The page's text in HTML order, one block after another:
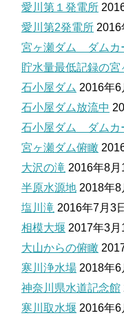
愛川第１発電所
愛川第2発電所 2016
宮ヶ瀬ダム ダムカ
貯水量最低記録の宮
石小屋ダム 2016年6
石小屋ダム放流中
石小屋ダム ダムカ
宮ヶ瀬ダム俯瞰
大沢の滝 2016年8月
半原水源地 2018年8
塩川滝 2016年7月3日
相模大堰 2017年3月
大山からの俯瞰
寒川浄水場 2018年6
神奈川県水道記念館
寒川取水堰 2016年6